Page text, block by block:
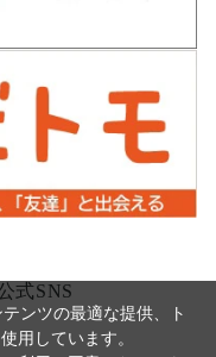
式SNS
ンツの最適な提供、ト
用しています。